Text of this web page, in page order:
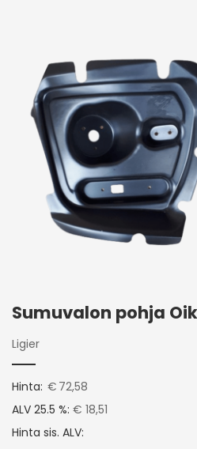
Sumuvalon pohja
Ligier
Hinta: € 72,58
ALV 25.5 %: € 18,51
Hinta sis. ALV: